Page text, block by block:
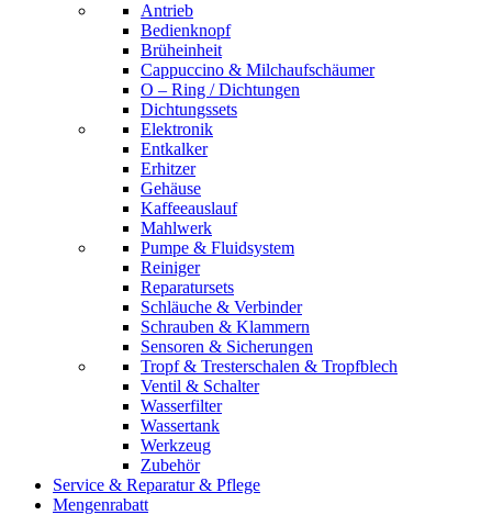
Antrieb
Bedienknopf
Brüheinheit
Cappuccino & Milchaufschäumer
O – Ring / Dichtungen
Dichtungssets
Elektronik
Entkalker
Erhitzer
Gehäuse
Kaffeeauslauf
Mahlwerk
Pumpe & Fluidsystem
Reiniger
Reparatursets
Schläuche & Verbinder
Schrauben & Klammern
Sensoren & Sicherungen
Tropf & Tresterschalen & Tropfblech
Ventil & Schalter
Wasserfilter
Wassertank
Werkzeug
Zubehör
Service & Reparatur & Pflege
Mengenrabatt